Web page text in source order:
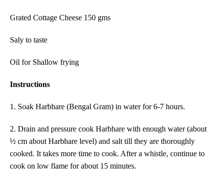
Grated Cottage Cheese 150 gms
Saly to taste
Oil for Shallow frying
Instructions
1. Soak Harbhare (Bengal Gram) in water for 6-7 hours.
2. Drain and pressure cook Harbhare with enough water (about
½ cm about Harbhare level) and salt till they are thoroughly
cooked. It takes more time to cook. After a whistle, continue to
cook on low flame for about 15 minutes.